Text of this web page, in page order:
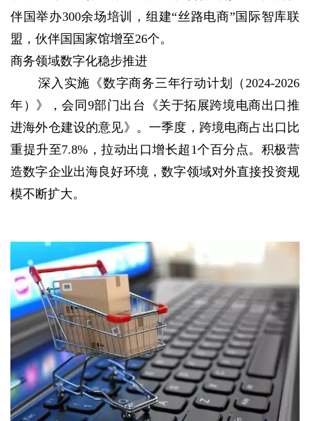
伴国举办300余场培训，组建“丝路电商”国际智库联
盟，伙伴国国家馆增至26个。
商务领域数字化稳步推进
深入实施《数字商务三年行动计划（2024-2026
年）》，会同9部门出台《关于拓展跨境电商出口推
进海外仓建设的意见》。一季度，跨境电商占出口比
重提升至7.8%，拉动出口增长超1个百分点。积极营
造数字企业出海良好环境，数字领域对外直接投资规
模不断扩大。